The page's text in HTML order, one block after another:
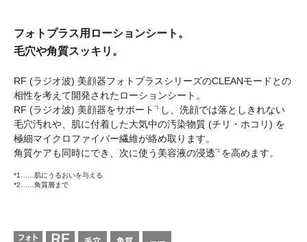
フォトプラス用ローションシート。
毛穴や角質スッキリ。
RF (ラジオ波) 美顔器フォトプラスシリーズのCLEANモードとの
相性を考えて開発されたローションシート。
RF (ラジオ波) 美顔器をサポート *1
し、洗顔では落としきれない
毛穴汚れや、肌に付着した大気中の汚染物質 (チリ・ホコリ) を
極細マイクロファイバー繊維が絡め取ります。
角質ケアも同時にでき、次に使う美容液の浸透*2 を高めます。
*1……肌にうるおいを与える
*2……角質層まで